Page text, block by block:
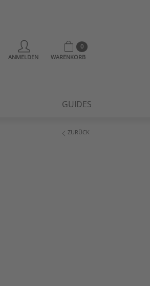
ANMELDEN
0
WARENKORB
GUIDES
ZURÜCK